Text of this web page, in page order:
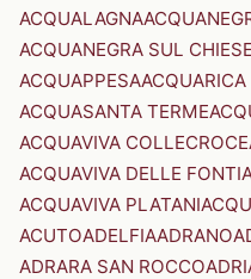
ACQUALAGNA
ACQUANEGRA SUL CHIESE
ACQUAPPESA
ACQUASANTA TERME
ACQUAVIVA COLLECROCE
ACQUAVIVA DELLE FONTI
ACQUAVIVA PLATANI
ACUTOADELFIAADRANO
ADRARA SAN ROCCO